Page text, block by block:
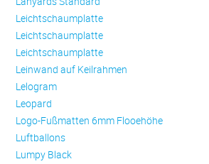
Leichtschaumplatte
Leichtschaumplatte
Leichtschaumplatte
Leinwand auf Keilrahmen
Lelogram
Leopard
Logo-Fußmatten 6mm Flooehöhe
Luftballons
Lumpy Black